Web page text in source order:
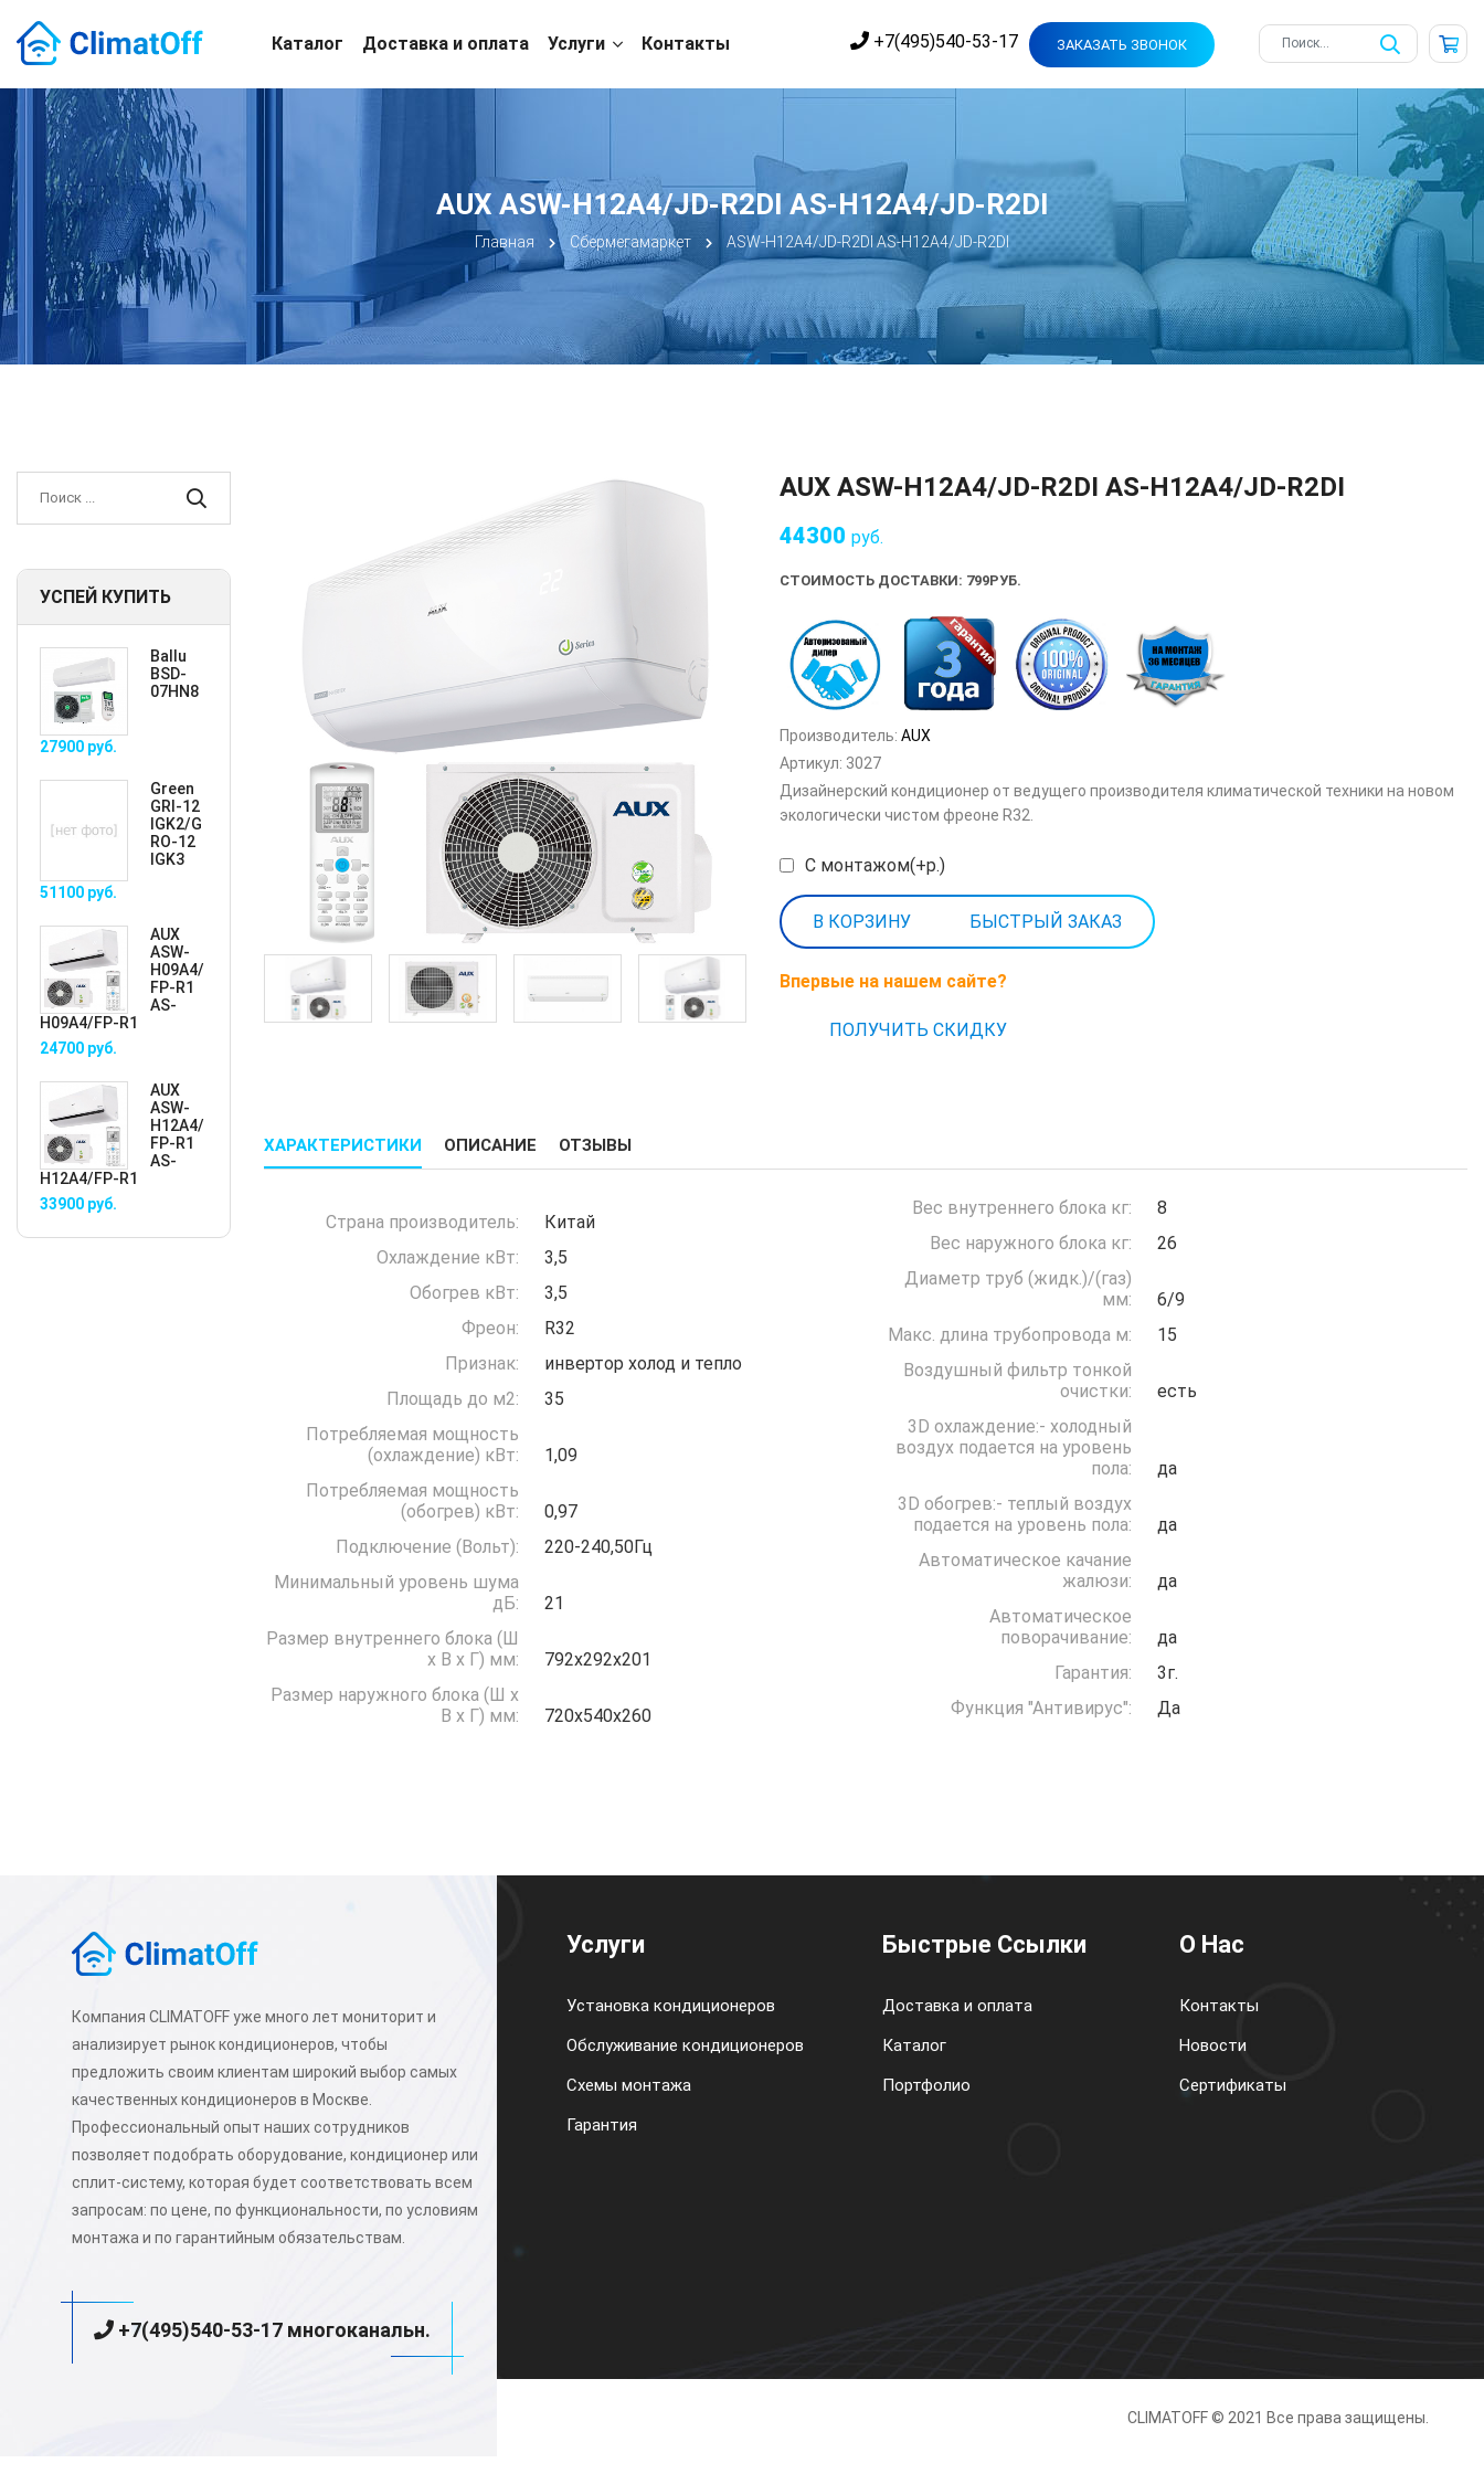
+7(495)540-53-17 ЗАКАЗАТЬ ЗВОНОК
Каталог Доставка и оплата Услуги Контакты
AUX ASW-H12A4/JD-R2DI AS-H12A4/JD-R2DI
Главная Сбермегамаркет ASW-H12A4/JD-R2DI AS-H12A4/JD-R2DI
УСПЕЙ КУПИТЬ
Ballu
BSD-
07HN8
27900 руб.
Green
GRI-12
IGK2/G
RO-12
IGK3
51100 руб.
AUX
ASW-
H09A4/
FP-R1
AS-
H09A4/FP-R1
24700 руб.
AUX
ASW-
H12A4/
FP-R1
AS-
H12A4/FP-R1
33900 руб.
AUX ASW-H12A4/JD-R2DI AS-H12A4/JD-R2DI
44300 руб.
СТОИМОСТЬ ДОСТАВКИ: 799РУБ.
Производитель: AUX
Артикул: 3027
Дизайнерский кондиционер от ведущего производителя климатической техники на новом
экологически чистом фреоне R32.
С монтажом(+р.)
БЫСТРЫЙ ЗАКАЗ
Впервые на нашем сайте?
ПОЛУЧИТЬ СКИДКУ
ХАРАКТЕРИСТИКИ ОПИСАНИЕ ОТЗЫВЫ
Страна производитель:
Китай
Охлаждение кВт:
3,5
Обогрев кВт:
3,5
Фреон:
R32
Признак:
инвертор холод и тепло
Площадь до м2:
35
Потребляемая мощность
(охлаждение) кВт:
1,09
Потребляемая мощность
(обогрев) кВт:
0,97
Подключение (Вольт):
220-240,50Гц
Минимальный уровень шума
дБ:
21
Размер внутреннего блока (Ш
x В x Г) мм:
792х292х201
Размер наружного блока (Ш x
В x Г) мм:
720х540х260
Вес внутреннего блока кг:
8
Вес наружного блока кг:
26
Диаметр труб (жидк.)/(газ)
мм:
6/9
Макс. длина трубопровода м:
15
Воздушный фильтр тонкой
очистки:
есть
3D охлаждение:- холодный
воздух подается на уровень
пола:
да
3D обогрев:- теплый воздух
подается на уровень пола:
да
Автоматическое качание
жалюзи:
да
Автоматическое
поворачивание:
да
Гарантия:
3г.
Функция "Антивирус":
Да
Компания CLIMATOFF уже много лет мониторит и
анализирует рынок кондиционеров, чтобы
предложить своим клиентам широкий выбор самых
качественных кондиционеров в Москве.
Профессиональный опыт наших сотрудников
позволяет подобрать оборудование, кондиционер или
сплит-систему, которая будет соответствовать всем
запросам: по цене, по функциональности, по условиям
монтажа и по гарантийным обязательствам.
+7(495)540-53-17 многоканальн.
Услуги
Установка кондиционеров
Обслуживание кондиционеров
Схемы монтажа
Гарантия
Быстрые Ссылки
Доставка и оплата
Каталог
Портфолио
О Нас
Контакты
Новости
Сертификаты
CLIMATOFF © 2021 Все права защищены.